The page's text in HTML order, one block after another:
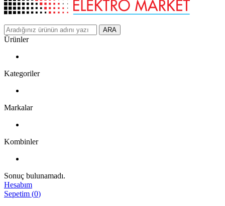
ARA
Ürünler
Kategoriler
Markalar
Kombinler
Sonuç bulunamadı.
Hesabım
Sepetim (0)